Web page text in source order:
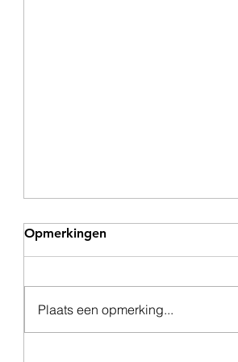
Opmerkingen
Plaats een opmerking...